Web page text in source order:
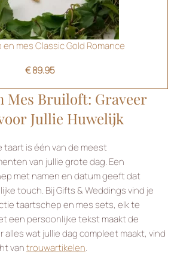
mes Classic Gold Romance
€89.95
Mes Bruiloft: Graveer
Jullie Huwelijk
taart is één van de meest
van jullie grote dag. Een
met namen en datum geeft dat
touch. Bij Gifts & Weddings vind je
taartschep en mes sets, elk te
een persoonlijke tekst maakt de
alles wat jullie dag compleet maakt, vind
vantrouwartikelen.